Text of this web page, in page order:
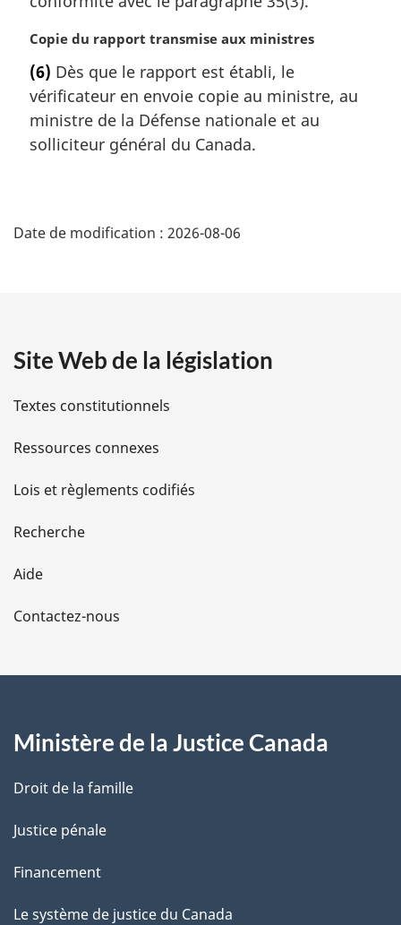
g
i
a
l
:
N
t
e
m
a
a
Copie du rapport transmise aux ministres
(6) Dès que le rapport est établi, le
vérificateur en envoie copie au ministre, au
ministre de la Défense nationale et au
solliciteur général du Canada.
é
i
l
s
d
e
l
a
e
Date de modification : 2026-08-06
Site Web de la législation
Textes constitutionnels
Ressources connexes
Lois et règlements codifiés
Recherche
Aide
Contactez-nous
Ministère de la Justice Canada
Droit de la famille
Justice pénale
Financement
Le système de justice du Canada